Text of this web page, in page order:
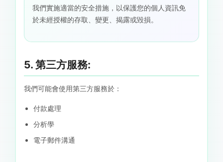
我們實施適當的安全措施，以保護您的個人資訊免
於未經授權的存取、變更、揭露或毀損。
5. 第三方服務:
我們可能會使用第三方服務於：
付款處理
分析學
電子郵件溝通